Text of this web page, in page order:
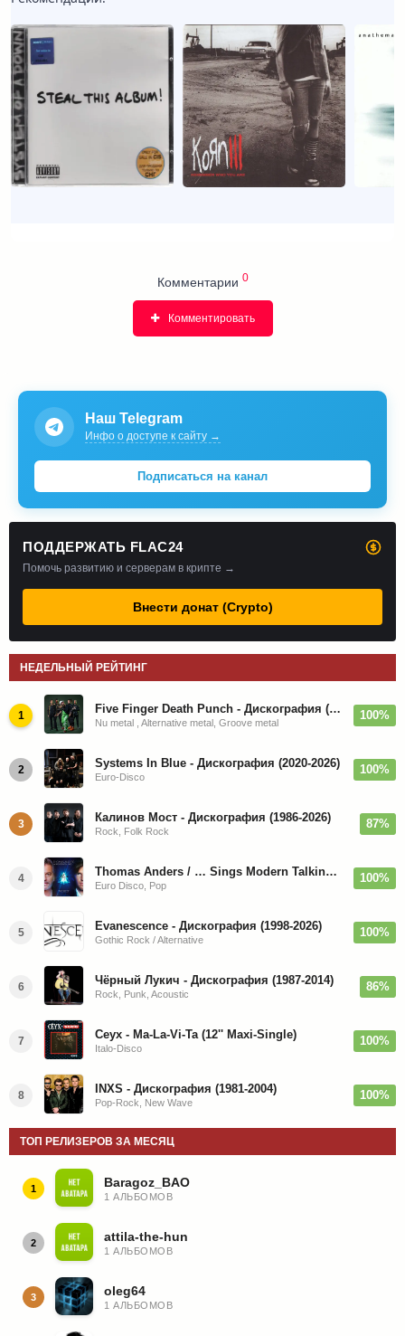
Комментарии 0
Комментировать
Наш Telegram
Инфо о доступе к сайту →
Подписаться на канал
ПОДДЕРЖАТЬ FLAC24
Помочь развитию и серверам в крипте →
Внести донат (Crypto)
НЕДЕЛЬНЫЙ РЕЙТИНГ
1 Five Finger Death Punch - Дискография (2008-2026)
Nu metal , Alternative metal, Groove metal
100%
2 Systems In Blue - Дискография (2020-2026)
Euro-Disco
100%
3 Калинов Мост - Дискография (1986-2026)
Rock, Folk Rock
87%
4 Thomas Anders / … Sings Modern Talking: The Best hi-res
Euro Disco, Pop
100%
5 Evanescence - Дискография (1998-2026)
Gothic Rock / Alternative
100%
6 Чёрный Лукич - Дискография (1987-2014)
Rock, Punk, Acoustic
86%
7 Ceyx - Ma-La-Vi-Ta (12'' Maxi-Single)
Italo-Disco
100%
8 INXS - Дискография (1981-2004)
Pop-Rock, New Wave
100%
ТОП РЕЛИЗЕРОВ ЗА МЕСЯЦ
1 Baragoz_BAO
1 АЛЬБОМОВ
2 attila-the-hun
1 АЛЬБОМОВ
3 oleg64
1 АЛЬБОМОВ